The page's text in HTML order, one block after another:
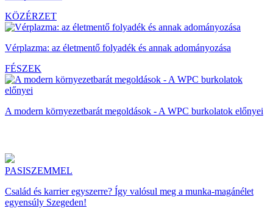
KÖZÉRZET
Vérplazma: az életmentő folyadék és annak adományozása
FÉSZEK
A modern környezetbarát megoldások - A WPC burkolatok előnyei
PASISZEMMEL
Család és karrier egyszerre? Így valósul meg a munka-magánélet
egyensúly Szegeden!